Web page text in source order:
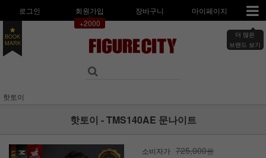
로그인
회원가입
+2000
장바구니 마이페이지
더 많은
브랜드 보기
BOOK
MARK
핫토이
핫토이 - TMS140AE 문나이트
소비자가 725,000원